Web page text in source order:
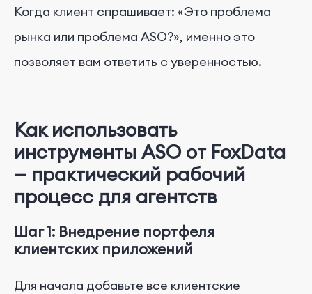
Когда клиент спрашивает: «Это проблема
рынка или проблема ASO?», именно это
позволяет вам ответить с уверенностью.
Как использовать
инструменты ASO от FoxData
— практический рабочий
процесс для агентств
Шаг 1: Внедрение портфеля
клиентских приложений
Для начала добавьте все клиентские